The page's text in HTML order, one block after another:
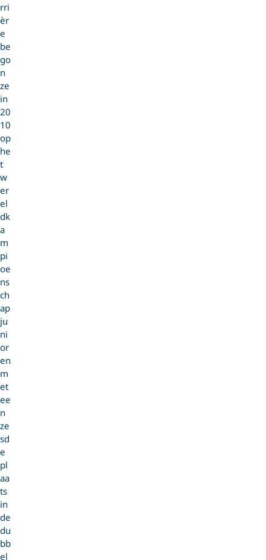
rri
èr
e
be
go
n
ze
in
20
10
op
he
t
w
er
el
dk
a
m
pi
oe
ns
ch
ap
ju
ni
or
en
m
et
ee
n
ze
sd
e
pl
aa
ts
in
de
du
bb
el